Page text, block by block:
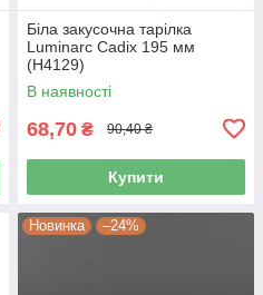
Біла закусочна тарілка
Luminarc Cadix 195 мм
(Н4129)
В наявності
68,70 ₴ 90,40 ₴
Купити
Новинка –24%